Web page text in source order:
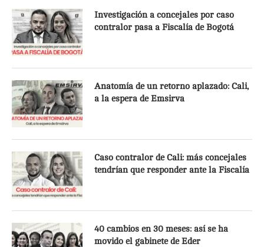
Investigación a concejales por caso
contralor pasa a Fiscalía de Bogotá
Anatomía de un retorno aplazado: Cali,
a la espera de Emsirva
Caso contralor de Cali: más concejales
tendrían que responder ante la Fiscalía
40 cambios en 30 meses: así se ha
movido el gabinete de Eder